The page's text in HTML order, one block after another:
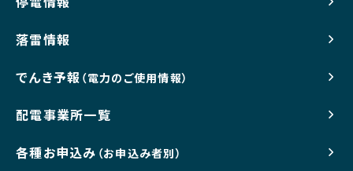
落雷情報
でんき予報 （電力のご使用情報）
配電事業所一覧
各種お申込み （お申込み者別）